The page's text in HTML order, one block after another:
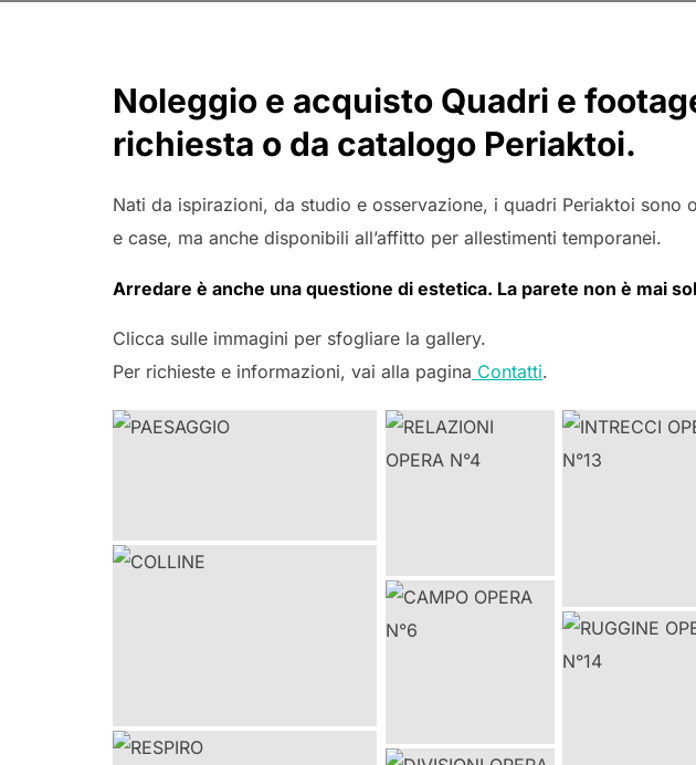
Noleggio e acquisto Quadri e
richiesta o da catalogo Periaktoi.
Nati da ispirazioni, da studio e osservazione, i quadri Periaktoi
e case, ma anche disponibili all’affitto per allestimenti temporanei.
Arredare è anche una questione di estetica. La parete non è mai
Clicca sulle immagini per sfogliare la gallery.
Per richieste e informazioni, vai alla pagina Contatti.